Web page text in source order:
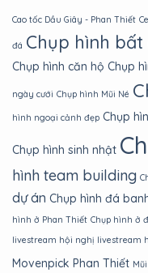
Cao tốc Dầu Giây - Phan Thiết
đá Chụp hình bất
Chụp hình căn hộ Chụp
ngày cưới Chụp hình Mũi Né
hình ngoại cảnh đẹp Chụp
Chụp hình sinh nhật
hình team building
dự án Chụp hình đá
hình ở Phan Thiết Chụp hình ở
livestream hội nghị livestream
Movenpick Phan Thiết